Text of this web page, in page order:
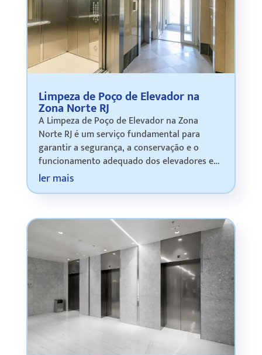
Limpeza de Poço de Elevador na
Zona Norte RJ
A Limpeza de Poço de Elevador na Zona
Norte RJ é um serviço fundamental para
garantir a segurança, a conservação e o
funcionamento adequado dos elevadores em
condomínios residenciais, comerciais e
ler mais